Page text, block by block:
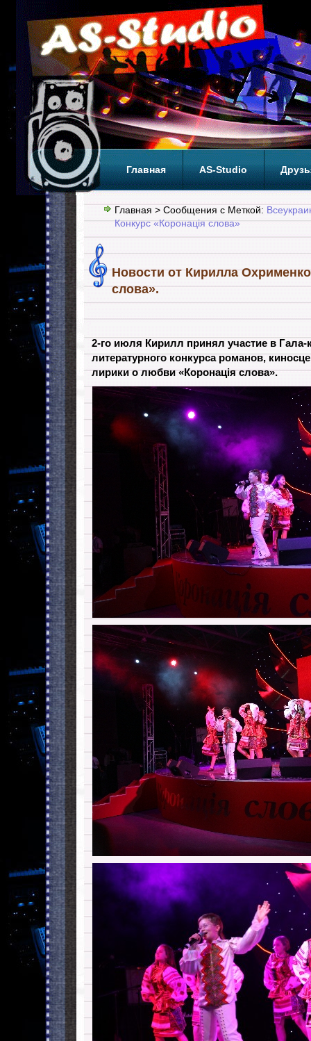
Главная AS-Studio
Теги ТОП
Главная > Сообщения с Меткой:
Конкурс «Коронація слова»
Новости от Кирилла
слова».
2-го июля Кирилл принял участие в Гала-
литературного конкурса романов,
лирики о любви «Коронація слова».